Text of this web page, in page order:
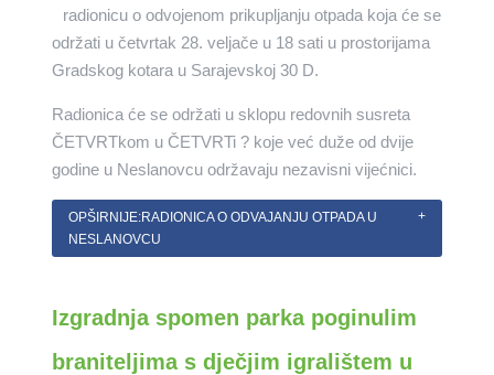
radionicu o odvojenom prikupljanju otpada koja će se
održati u četvrtak 28. veljače u 18 sati u prostorijama
Gradskog kotara u Sarajevskoj 30 D.
Radionica će se održati u sklopu redovnih susreta
ČETVRTkom u ČETVRTi ? koje već duže od dvije
godine u Neslanovcu održavaju nezavisni vijećnici.
OPŠIRNIJE:RADIONICA O ODVAJANJU OTPADA U
NESLANOVCU
Izgradnja spomen parka poginulim
braniteljima s dječjim igralištem u